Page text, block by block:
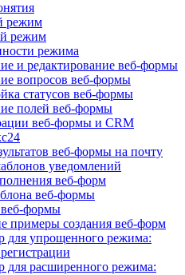
режим
режим
режима
и редактирование веб-формы
вопросов веб-формы
статусов веб-формы
полей веб-формы
веб-формы и CRM
веб-формы на почту
уведомлений
веб-форм
веб-формы
формы
примеры создания веб-форм
для упрощенного режима:
для расширенного режима: